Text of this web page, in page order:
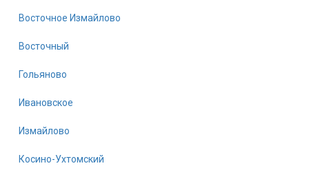
Восточное Измайлово
Восточный
Гольяново
Ивановское
Измайлово
Косино-Ухтомский